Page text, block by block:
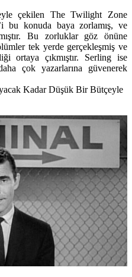
çekilen The Twilight Zone
bu konuda baya zorlamış, ve
Bu zorluklar göz önüne
tek yerde gerçekleşmiş ve
ortaya çıkmıştır. Serling ise
çok yazarlarına güvenerek
Kadar Düşük Bir Bütçeyle